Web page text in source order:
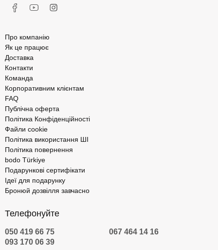
Про компанію
Як це працює
Доставка
Контакти
Команда
Корпоративним клієнтам
FAQ
Публічна оферта
Політика Конфіденційності
Файли cookie
Політика використання ШІ
Політика повернення
bodo Türkiye
Подарункові сертифікати
Ідеї для подарунку
Бронюй дозвілля завчасно
Телефонуйте
050 419 66 75
067 464 14 16
093 170 06 39